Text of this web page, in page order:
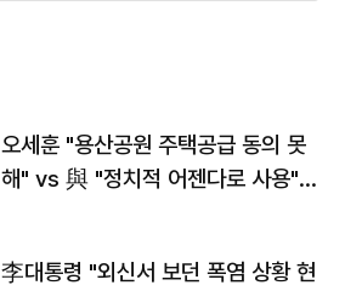
오세훈 "용산공원 주택공급 동의 못
해" vs 與 "정치적 어젠다로 사용"
李대통령 "외신서 보던 폭염 상황 현